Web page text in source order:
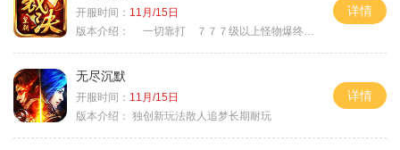
开服时间： 11月/15日
版本介绍：
一切靠打 ７７７级以上怪物爆终极
详情
无尽沉默
开服时间： 11月/15日
版本介绍： 独创新玩法散人追梦长期耐玩
详情